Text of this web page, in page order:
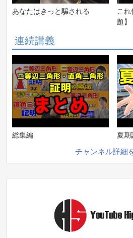
あなたはきっと騙される
こ
題】
連続講義
総集編 夏期
チャンネル詳細